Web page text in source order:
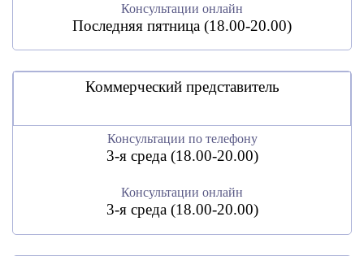
Консультации онлайн
Последняя пятница (18.00-20.00)
Коммерческий представитель
Консультации по телефону
3-я среда (18.00-20.00)
Консультации онлайн
3-я среда (18.00-20.00)